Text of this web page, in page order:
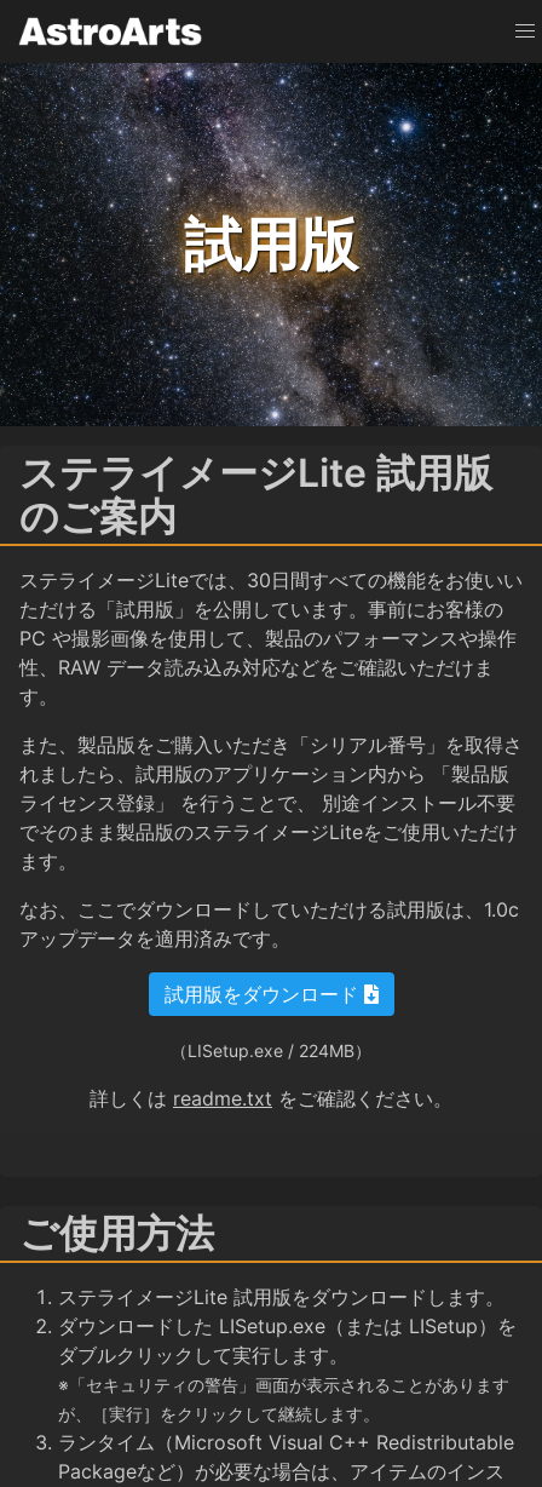
試用版
ステライメージLite 試用版
のご案内
ステライメージLiteでは、30日間すべての機能をお使いい
ただける「試用版」を公開しています。事前にお客様の
PC や撮影画像を使用して、製品のパフォーマンスや操作
性、RAW データ読み込み対応などをご確認いただけま
す。
また、製品版をご購入いただき「シリアル番号」を取得さ
れましたら、試用版のアプリケーション内から 「製品版
ライセンス登録」 を行うことで、 別途インストール不要
でそのまま製品版のステライメージLiteをご使用いただけ
ます。
なお、ここでダウンロードしていただける試用版は、1.0c
アップデータを適用済みです。
試用版をダウンロード
（LISetup.exe / 224MB）
詳しくは readme.txt をご確認ください。
ご使用方法
ステライメージLite 試用版をダウンロードします。
ダウンロードした LISetup.exe（または LISetup）を
ダブルクリックして実行します。
※「セキュリティの警告」画面が表示されることがあります
が、［実行］をクリックして継続します。
ランタイム（Microsoft Visual C++ Redistributable
Packageなど）が必要な場合は、アイテムのインス